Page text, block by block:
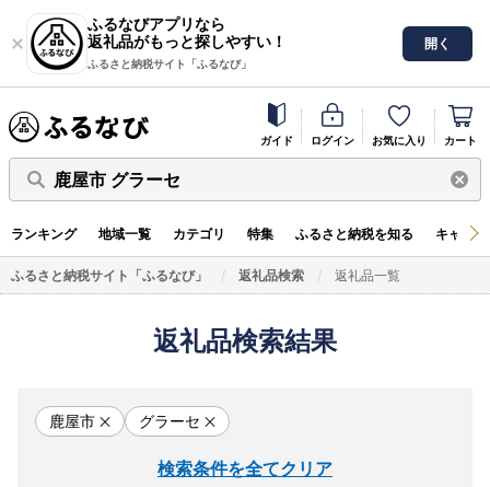
ふるなびアプリなら
返礼品がもっと探しやすい！
ふるさと納税サイト「ふるなび」
開く
ガイド ログイン お気に入り カート
鹿屋市 グラーセ
ランキング 地域一覧 カテゴリ 特集 ふるさと納税を知る キャン
ふるさと納税サイト「ふるなび」 返礼品検索 返礼品一覧
返礼品検索結果
鹿屋市 グラーセ
検索条件を全てクリア